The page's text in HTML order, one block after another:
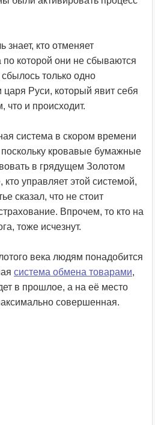
знает, кто отменяет
по которой они не сбываются
только одно
царя Руси, который явит себя
что и происходит.
система в скором времени
поскольку кровавые бумажные
в грядущем Золотом
кто управляет этой системой,
сказал, что не стоит
Впрочем, то кто на
тоже исчезнут.
века людям понадобится
система обмена товарами,
в прошлое, а на её место
совершенная.